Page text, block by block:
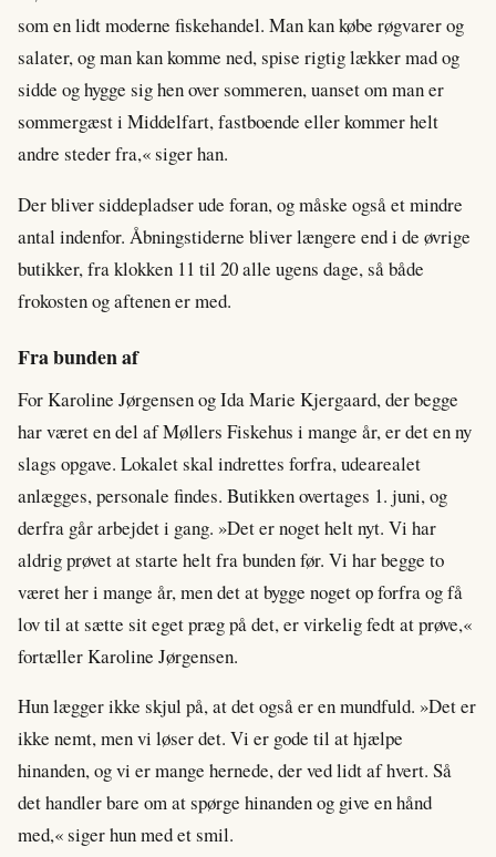
som en lidt moderne fiskehandel. Man kan købe røgvarer og
salater, og man kan komme ned, spise rigtig lækker mad og
sidde og hygge sig hen over sommeren, uanset om man er
sommergæst i Middelfart, fastboende eller kommer helt
andre steder fra,« siger han.
Der bliver siddepladser ude foran, og måske også et mindre
antal indenfor. Åbningstiderne bliver længere end i de øvrige
butikker, fra klokken 11 til 20 alle ugens dage, så både
frokosten og aftenen er med.
Fra bunden af
For Karoline Jørgensen og Ida Marie Kjergaard, der begge
har været en del af Møllers Fiskehus i mange år, er det en ny
slags opgave. Lokalet skal indrettes forfra, udearealet
anlægges, personale findes. Butikken overtages 1. juni, og
derfra går arbejdet i gang. »Det er noget helt nyt. Vi har
aldrig prøvet at starte helt fra bunden før. Vi har begge to
været her i mange år, men det at bygge noget op forfra og få
lov til at sætte sit eget præg på det, er virkelig fedt at prøve,«
fortæller Karoline Jørgensen.
Hun lægger ikke skjul på, at det også er en mundfuld. »Det er
ikke nemt, men vi løser det. Vi er gode til at hjælpe
hinanden, og vi er mange hernede, der ved lidt af hvert. Så
det handler bare om at spørge hinanden og give en hånd
med,« siger hun med et smil.